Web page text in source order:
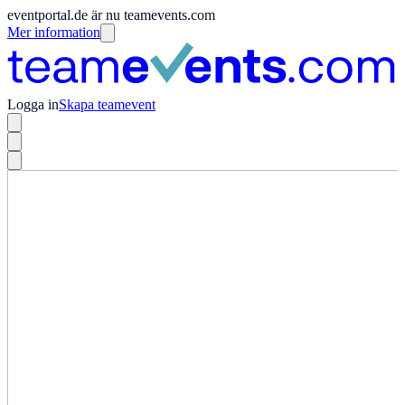
eventportal.de är nu teamevents.com
Mer information
Logga inSkapa teamevent